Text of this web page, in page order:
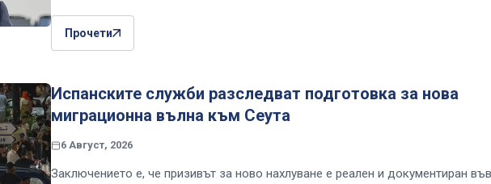
Прочети
Испанските служби разследват подготовка за нова
миграционна вълна към Сеута
6 Август, 2026
Заключението е, че призивът за ново нахлуване е реален и документиран във